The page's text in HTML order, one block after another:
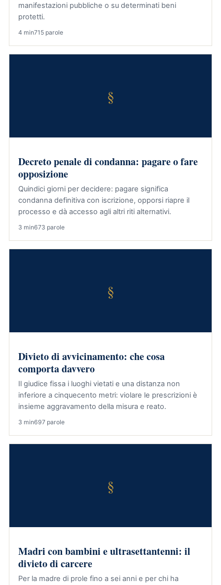
manifestazioni pubbliche o su determinati beni
protetti.
4 min715 parole
§
Decreto penale di condanna: pagare o fare
opposizione
Quindici giorni per decidere: pagare significa
condanna definitiva con iscrizione, opporsi riapre il
processo e dà accesso agli altri riti alternativi.
3 min673 parole
§
Divieto di avvicinamento: che cosa
comporta davvero
Il giudice fissa i luoghi vietati e una distanza non
inferiore a cinquecento metri: violare le prescrizioni è
insieme aggravamento della misura e reato.
3 min697 parole
§
Madri con bambini e ultrasettantenni: il
divieto di carcere
Per la madre di prole fino a sei anni e per chi ha